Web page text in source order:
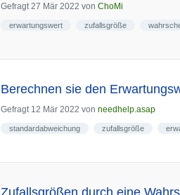
Gefragt 27 Mär 2022 von ChoMi
erwartungswert zufallsgröße
Berechnen sie den
Gefragt 12 Mär 2022 von needhelp.asap
standardabweichung zufallsgröße